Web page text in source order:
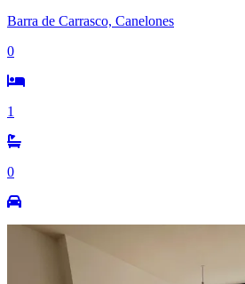
Barra de Carrasco, Canelones
0
1
0